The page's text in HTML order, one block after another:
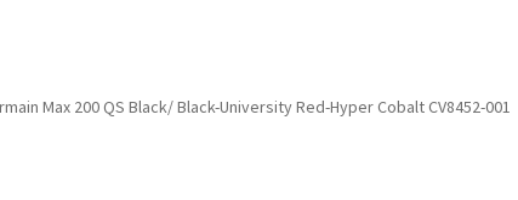
Max 200 QS Black/ Black-University Red-Hyper Cobalt CV8452-001